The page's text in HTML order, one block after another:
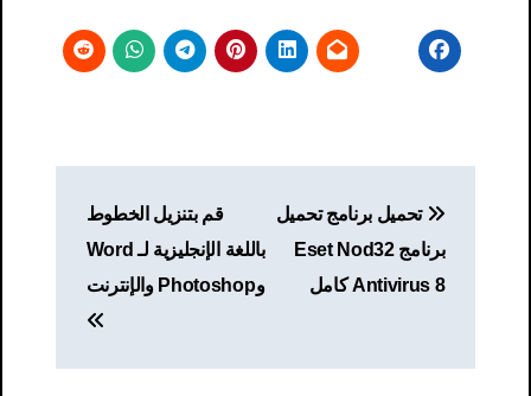
المقالات
تحميل برنامج تحميل
برنامج Eset Nod32
Antivirus 8 كامل
قم بتنزيل الخطوط
باللغة الإنجليزية لـ Word
وPhotoshop والإنترنت